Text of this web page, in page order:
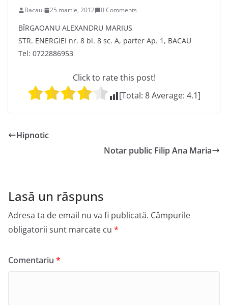
Bacaul 25 martie, 2012 0 Comments
BÎRGAOANU ALEXANDRU MARIUS
STR. ENERGIEI nr. 8 bl. 8 sc. A, parter Ap. 1, BACAU
Tel: 0722886953
Click to rate this post!
[Total: 8Average: 4.1]
Hipnotic
Notar public Filip Ana Maria
Lasă un răspuns
Adresa ta de email nu va fi publicată. Câmpurile
obligatorii sunt marcate cu *
Comentariu *